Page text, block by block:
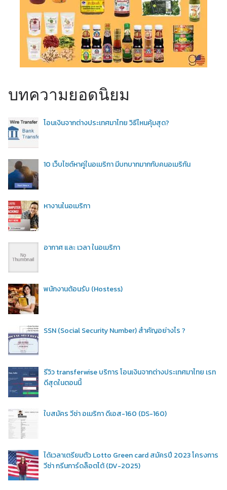
บทความยอดนิยม
โอนเงินจากต่างประเทศมาไทย วิธีไหนคุ้มสุด?
10 เว็บไซต์หาคู่ในอเมริกา มีบทบาทมากกับคนอเมริกัน
หางานในอเมริกา
อากาศ และ เวลา ในอเมริกา
พนักงานต้อนรับ (Hostess)
SSN (Social Security Number) สำคัญอย่างไร ?
รีวิว transferwise บริการ โอนเงินจากต่างประเทศมาไทย เรท
ดีสุดในตอนนี้
ใบสมัคร วีซ่า อเมริกา ดีเอส-160 (DS-160)
ได้เวลาเตรียมตัว Lotto Green card สมัครปี 2023 โครงการ
วีซ่า กรีนการ์ดล็อตโต้ (DV-2025)